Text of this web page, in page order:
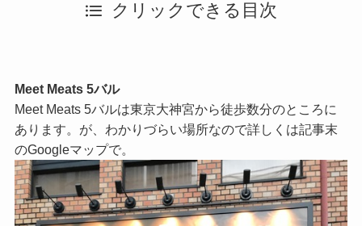
クリックできる目次
Meet Meats 5バル
Meet Meats 5バルは東京大神宮から徒歩数分のところに
あります。が、わかりづらい場所なので詳しくは記事末
のGoogleマップで。